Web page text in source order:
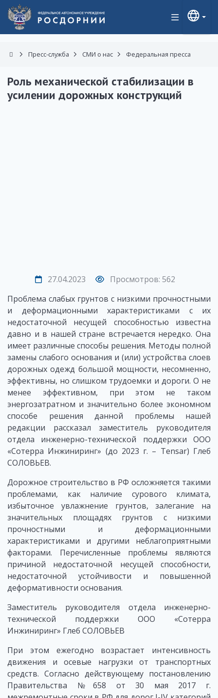
Пресс-служба СМИ о нас Федеральная пресса
Роль механической стабилизации в
усилении дорожных конструкций
27.04.2023
Просмотров: 562
Проблема слабых грунтов с низкими прочностными
и деформационными характеристиками с их
недостаточной несущей способностью известна
давно и в нашей стране встречается нередко. Она
имеет различные способы решения. Методы полной
замены слабого основания и (или) устройства слоев
дорожных одежд большой мощности, несомненно,
эффективны, но слишком трудоемки и дороги. О не
менее эффективном, при этом не таком
энергозатратном и значительно более экономном
способе решения данной проблемы нашей
редакции рассказал заместитель руководителя
отдела инженерно-технической поддержки ООО
«Сотерра Инжиниринг» (до 2023 г. – Tensar) Глеб
СОЛОВЬЕВ.
Дорожное строительство в РФ осложняется такими
проблемами, как наличие сурового климата,
избыточное увлажнение грунтов, залегание на
значительных площадях грунтов с низкими
прочностными и деформационными
характеристиками и другими неблагоприятными
факторами. Перечисленные проблемы являются
причиной недостаточной несущей способности,
недостаточной устойчивости и повышенной
деформативности основания.
Заместитель руководителя отдела инженерно-
технической поддержки ООО «Сотерра
Инжиниринг» Глеб СОЛОВЬЕВ
При этом ежегодно возрастает интенсивность
движения и осевые нагрузки от транспортных
средств. Согласно действующему постановлению
Правительства №658 от 30 мая 2017 г.